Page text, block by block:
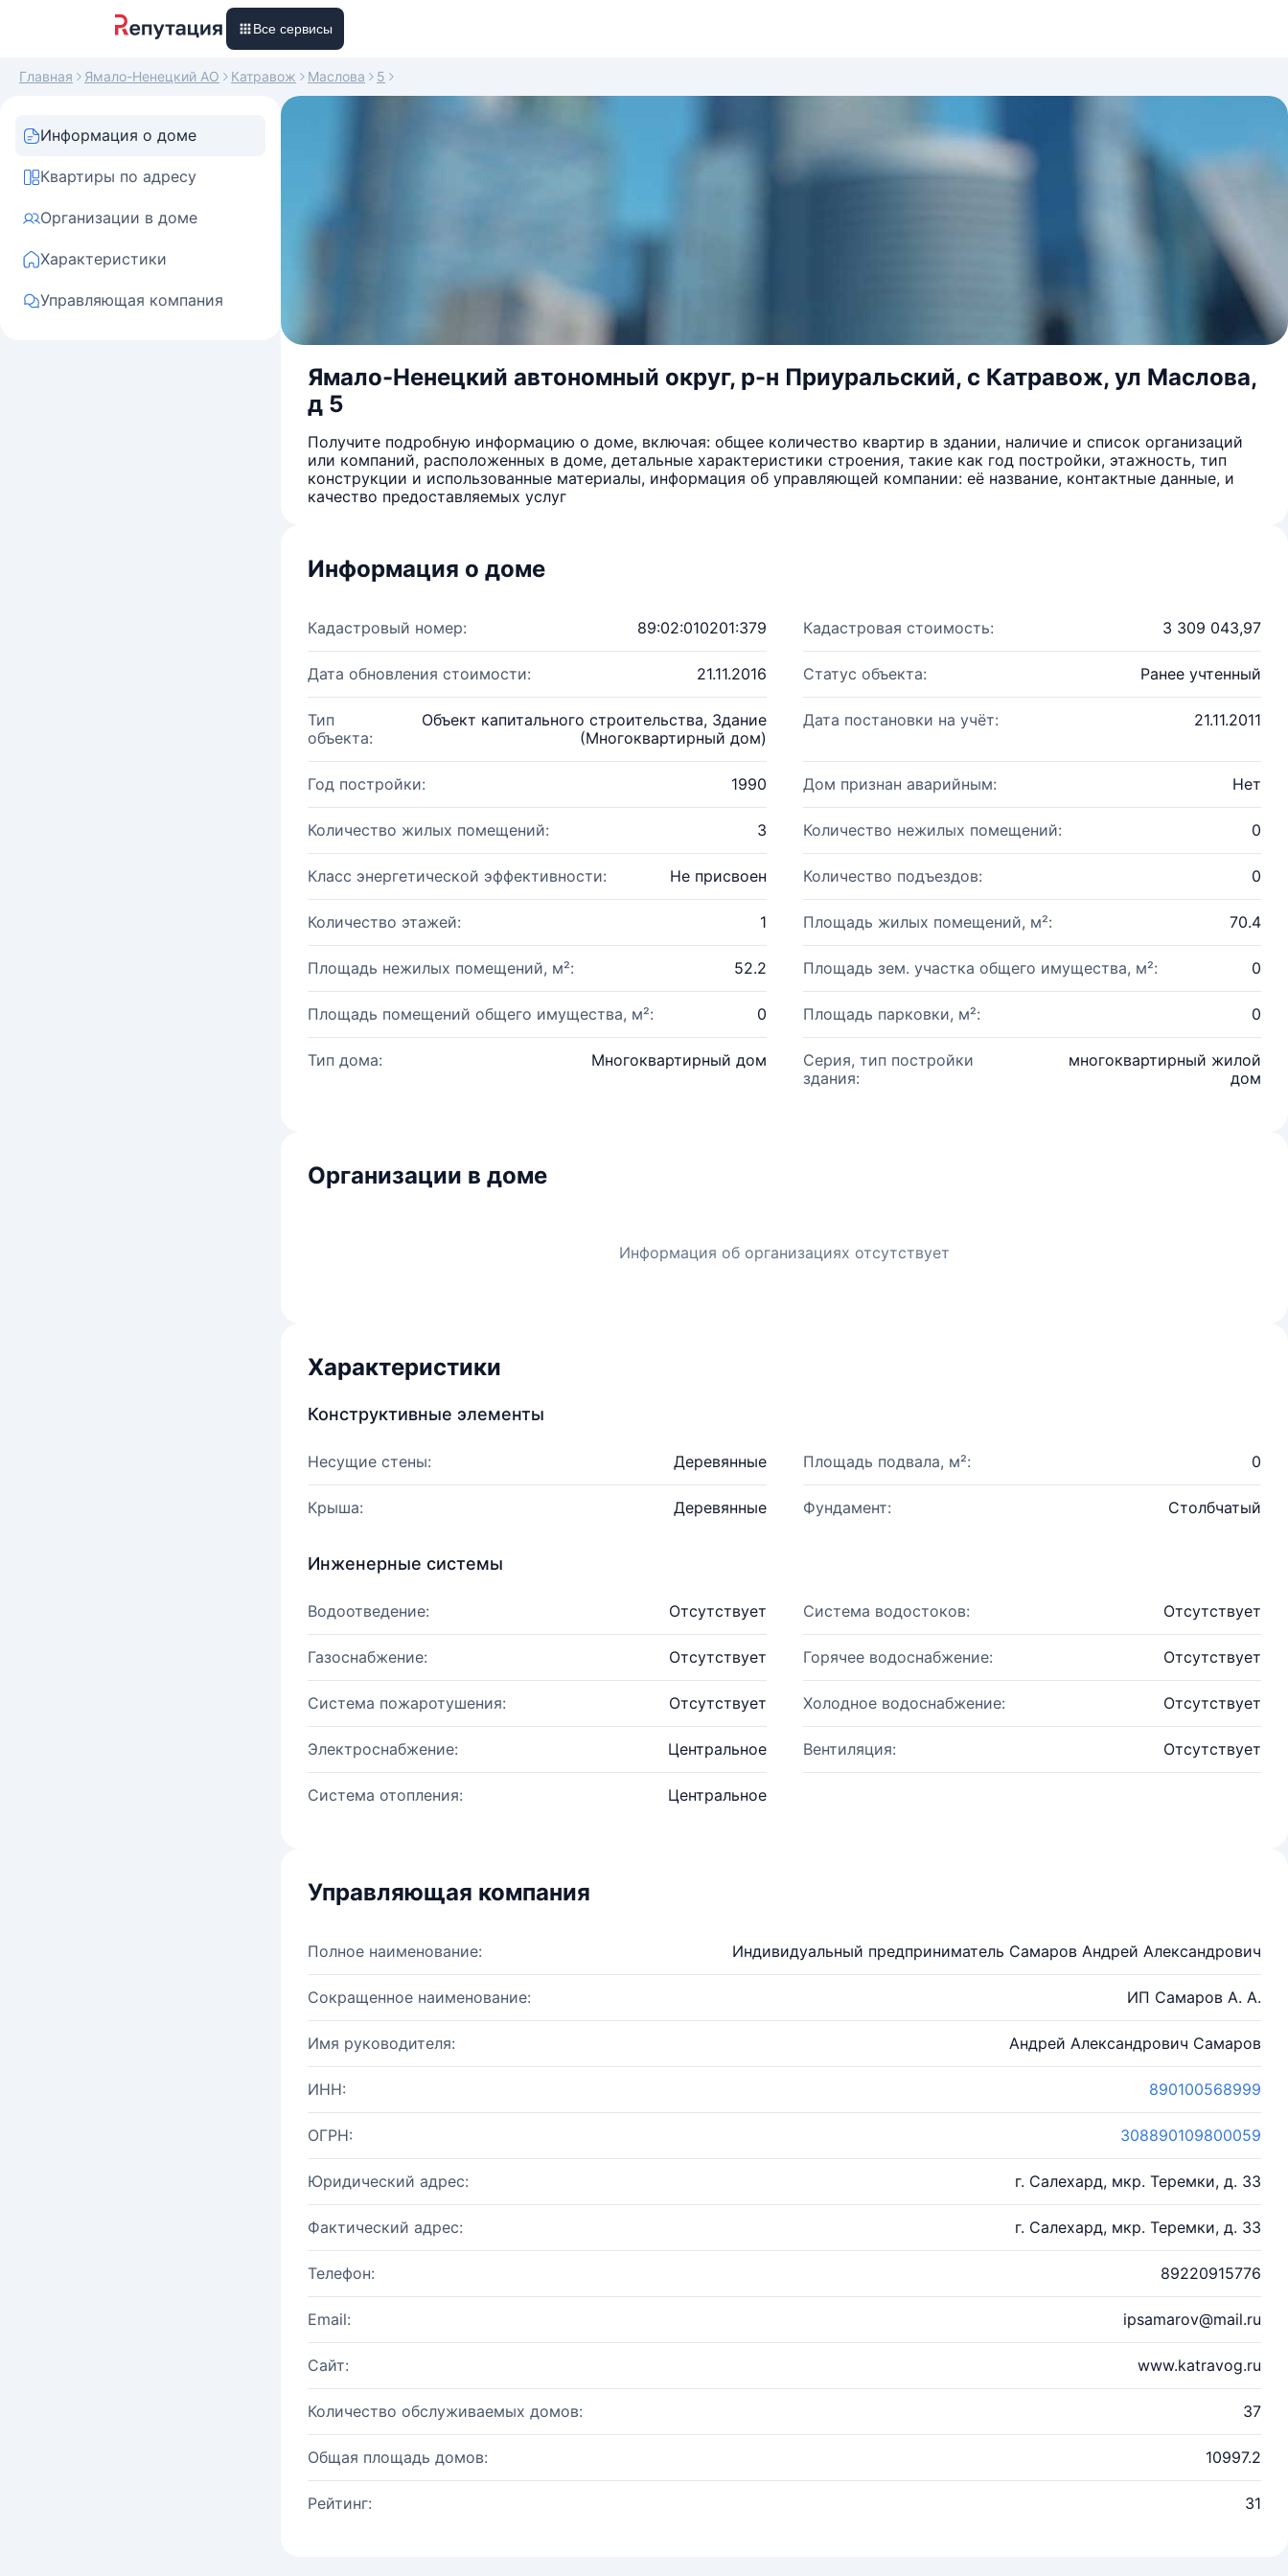
Все сервисы
Главная Ямало-Ненецкий АО Катравож Маслова 5
Информация о доме
Квартиры по адресу
Организации в доме
Характеристики
Управляющая компания
Ямало-Ненецкий автономный округ, р-н Приуральский, с Катравож, ул Маслова,
д 5
Получите подробную информацию о доме, включая: общее количество квартир в здании, наличие и список организаций
или компаний, расположенных в доме, детальные характеристики строения, такие как год постройки, этажность, тип
конструкции и использованные материалы, информация об управляющей компании: её название, контактные данные, и
качество предоставляемых услуг
Информация о доме
Кадастровый номер: 89:02:010201:379 Кадастровая стоимость: 3 309 043,97
Дата обновления стоимости: 21.11.2016 Статус объекта: Ранее учтенный
Тип
объекта:
Объект капитального строительства, Здание
(Многоквартирный дом)
Дата постановки на учёт: 21.11.2011
Год постройки: 1990 Дом признан аварийным: Нет
Количество жилых помещений: 3 Количество нежилых помещений: 0
Класс энергетической эффективности: Не присвоен Количество подъездов: 0
Количество этажей: 1 Площадь жилых помещений, м²: 70.4
Площадь нежилых помещений, м²: 52.2 Площадь зем. участка общего имущества, м²: 0
Площадь помещений общего имущества, м²: 0 Площадь парковки, м²: 0
Тип дома: Многоквартирный дом
Серия, тип постройки
здания:
многоквартирный жилой
дом
Организации в доме
Информация об организациях отсутствует
Характеристики
Конструктивные элементы
Несущие стены: Деревянные Площадь подвала, м²: 0
Крыша: Деревянные Фундамент: Столбчатый
Инженерные системы
Водоотведение: Отсутствует Система водостоков: Отсутствует
Газоснабжение: Отсутствует Горячее водоснабжение: Отсутствует
Система пожаротушения: Отсутствует Холодное водоснабжение: Отсутствует
Электроснабжение: Центральное Вентиляция: Отсутствует
Система отопления: Центральное
Управляющая компания
Полное наименование: Индивидуальный предприниматель Самаров Андрей Александрович
Сокращенное наименование: ИП Самаров А. А.
Имя руководителя: Андрей Александрович Самаров
ИНН: 890100568999
ОГРН: 308890109800059
Юридический адрес: г. Салехард, мкр. Теремки, д. 33
Фактический адрес: г. Салехард, мкр. Теремки, д. 33
Телефон: 89220915776
Email: ipsamarov@mail.ru
Сайт: www.katravog.ru
Количество обслуживаемых домов: 37
Общая площадь домов: 10997.2
Рейтинг: 31